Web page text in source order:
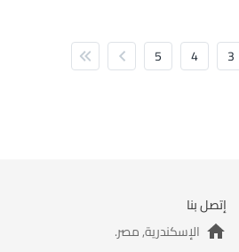
3
4
5
إتصل بنا
الإسكندرية, مصر.